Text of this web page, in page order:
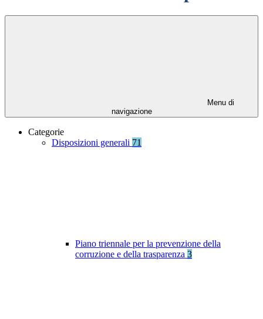
Menu di
navigazione
Categorie
Disposizioni generali 71
Piano triennale per la prevenzione della
corruzione e della trasparenza 3